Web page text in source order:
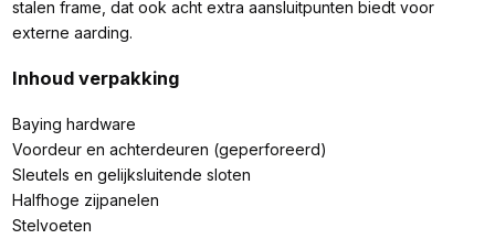
stalen frame, dat ook acht extra aansluitpunten biedt voor
externe aarding.
Inhoud verpakking
Baying hardware
Voordeur en achterdeuren (geperforeerd)
Sleutels en gelijksluitende sloten
Halfhoge zijpanelen
Stelvoeten